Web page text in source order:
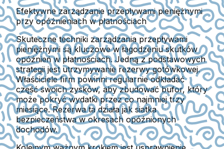
Efektywne zarządzanie przepływami pieniężnymi
przy opóźnieniach w płatnościach
Skuteczne techniki zarządzania przepływami
pieniężnymi są kluczowe w łagodzeniu skutków
opóźnień w płatnościach. Jedną z podstawowych
strategii jest utrzymywanie rezerwy gotówkowej.
Właściciele firm powinni regularnie odkładać
część swoich zysków, aby zbudować bufor, który
może pokryć wydatki przez co najmniej trzy
miesiące. Rezerwa ta działa jak siatka
bezpieczeństwa w okresach opóźnionych
dochodów.